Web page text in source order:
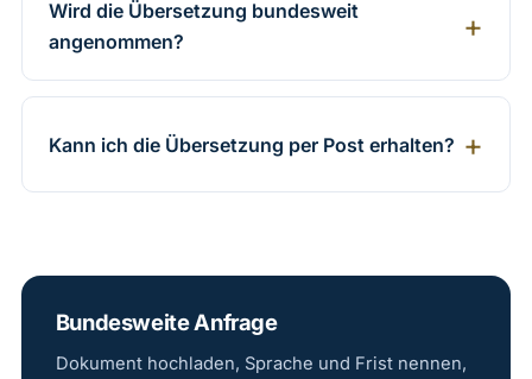
Wird die Übersetzung bundesweit
angenommen?
Kann ich die Übersetzung per Post erhalten?
Bundesweite Anfrage
Dokument hochladen, Sprache und Frist nennen,